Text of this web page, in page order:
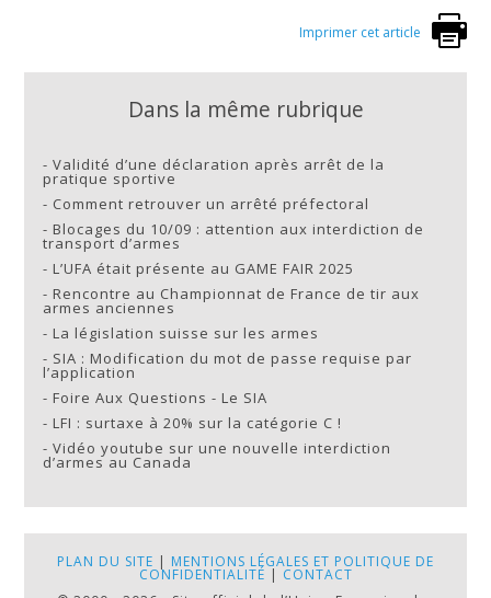
Imprimer cet article
Dans la même rubrique
-Validité d’une déclaration après arrêt de la
pratique sportive
- Comment retrouver un arrêté préfectoral
-Blocages du 10/09 : attention aux interdiction de
transport d’armes
-L’UFA était présente au GAME FAIR 2025
-Rencontre au Championnat de France de tir aux
armes anciennes
-La législation suisse sur les armes
- SIA : Modification du mot de passe requise par
l’application
-Foire Aux Questions - Le SIA
-LFI : surtaxe à 20% sur la catégorie C !
-Vidéo youtube sur une nouvelle interdiction
d’armes au Canada
PLAN DU SITE | MENTIONS LÉGALES ET POLITIQUE DE
CONFIDENTIALITÉ | CONTACT